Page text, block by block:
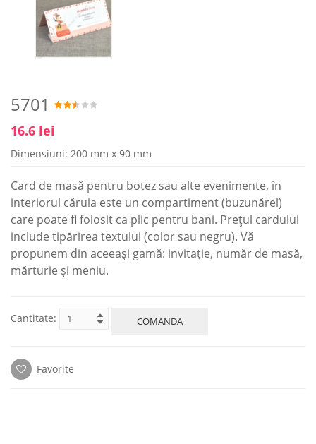
5701
16.6 lei
Dimensiuni: 200 mm x 90 mm
Card de masă pentru botez sau alte evenimente, în
interiorul căruia este un compartiment (buzunărel)
care poate fi folosit ca plic pentru bani. Prețul cardului
include tipărirea textului (color sau negru). Vă
propunem din aceeași gamă: invitație, număr de masă,
mărturie și meniu.
Cantitate: COMANDA
Favorite